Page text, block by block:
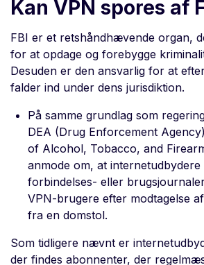
Kan VPN spores af
FBI er et retshåndhævende organ,
for at opdage og forebygge
Desuden er den ansvarlig for at
falder ind under dens jurisdiktion.
På samme grundlag som
DEA (Drug Enforcement
of Alcohol, Tobacco, and
anmode om, at
forbindelses- eller
VPN-brugere efter modtagelse
fra en domstol.
Som tidligere nævnt er
der findes abonnenter, der